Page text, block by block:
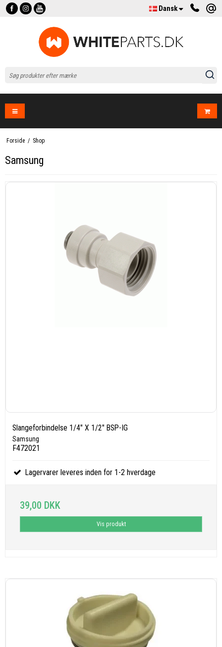
Dansk
Forside / Shop
Samsung
Slangeforbindelse 1/4" X 1/2" BSP-IG
Samsung
F472021
Lagervarer leveres inden for 1-2 hverdage
39,00 DKK
Vis produkt